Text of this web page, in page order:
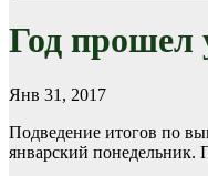
Год прошел
Янв 31, 2017
Подведение итогов по
январский понедельник.